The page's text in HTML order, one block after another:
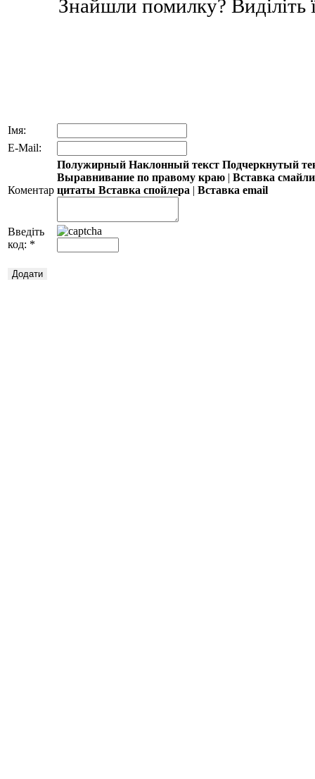
Знайшли помилку? Виділіть
Імя:
E-Mail:
Коментар
Полужирный Наклонный текст Подчеркнутый
Выравнивание по правому краю | Вставка
цитаты Вставка спойлера | Вставка email
Введіть
код: *